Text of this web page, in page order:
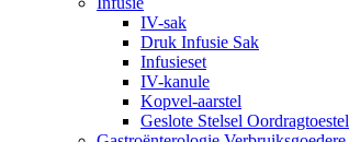
IV-sak
Druk Infusie Sak
Infusieset
IV-kanule
Kopvel-aarstel
Geslote Stelsel Oordragtoestel